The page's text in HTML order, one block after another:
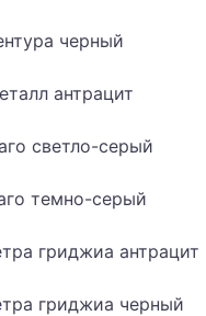
черный
антрацит
светло-серый
темно-серый
гриджиа антрацит
гриджиа черный